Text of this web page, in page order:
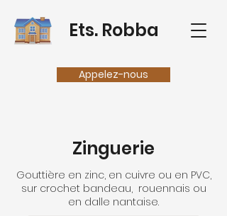
Ets. Robba
Appelez-nous
Zinguerie
Gouttière en zinc, en cuivre ou en PVC,
sur crochet bandeau, rouennais ou
en dalle nantaise.